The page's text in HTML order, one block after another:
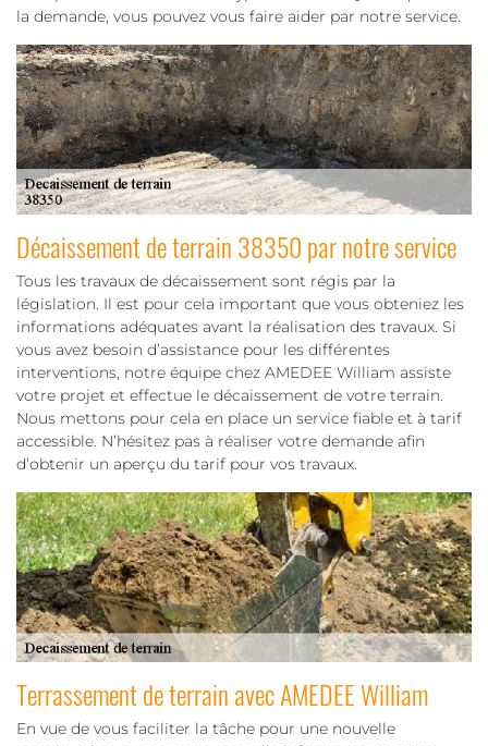
la demande, vous pouvez vous faire aider par notre service.
Décaissement de terrain 38350 par notre service
Tous les travaux de décaissement sont régis par la
législation. Il est pour cela important que vous obteniez les
informations adéquates avant la réalisation des travaux. Si
vous avez besoin d’assistance pour les différentes
interventions, notre équipe chez AMEDEE William assiste
votre projet et effectue le décaissement de votre terrain.
Nous mettons pour cela en place un service fiable et à tarif
accessible. N’hésitez pas à réaliser votre demande afin
d’obtenir un aperçu du tarif pour vos travaux.
Terrassement de terrain avec AMEDEE William
En vue de vous faciliter la tâche pour une nouvelle